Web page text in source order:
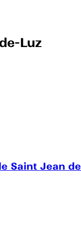
Luz
Saint Jean